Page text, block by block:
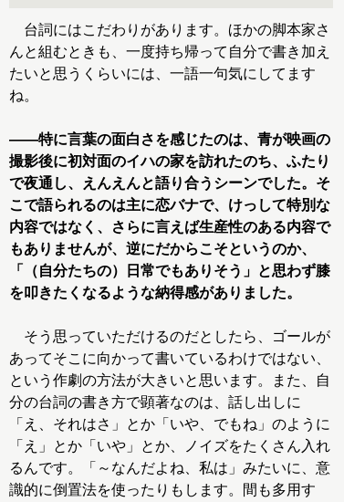
台詞にはこだわりがあります。ほかの脚本家さ
んと組むときも、一度持ち帰って自分で書き加え
たいと思うくらいには、一語一句気にしてます
ね。
――特に言葉の面白さを感じたのは、青が映画の
撮影後に初対面のイハの家を訪れたのち、ふたり
で夜通し、えんえんと語り合うシーンでした。そ
こで語られるのは主に恋バナで、けっして特別な
内容ではなく、さらに言えば生産性のある内容で
もありませんが、逆にだからこそというのか、
「（自分たちの）日常でもありそう」と思わず膝
を叩きたくなるような納得感がありました。
そう思っていただけるのだとしたら、ゴールが
あってそこに向かって書いているわけではない、
という作劇の方法が大きいと思います。また、自
分の台詞の書き方で顕著なのは、話し出しに
「え、それはさ」とか「いや、でもね」のように
「え」とか「いや」とか、ノイズをたくさん入れ
るんです。「～なんだよね、私は」みたいに、意
識的に倒置法を使ったりもします。間も多用す